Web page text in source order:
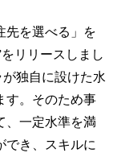
先を選べる」を
リリースしまし
独自に設けた水
す。そのため事
、一定水準を満
でき、スキルに